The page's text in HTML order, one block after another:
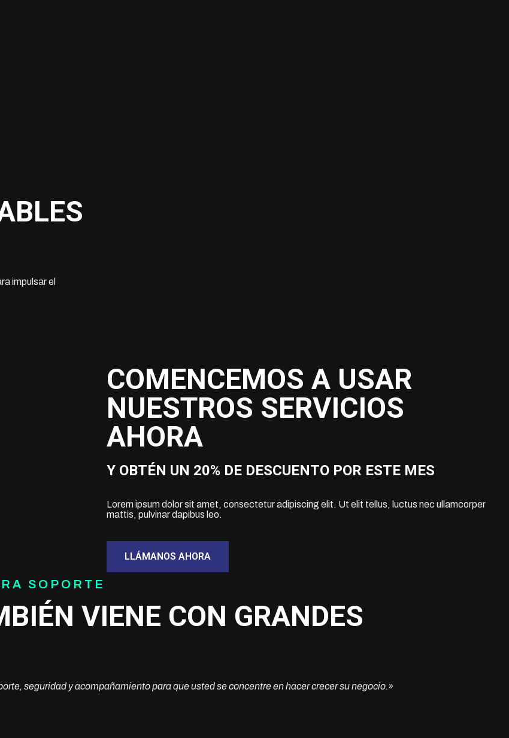
impulsar el
COMENCEMOS A USAR
NUESTROS SERVICIOS
AHORA
Y OBTÉN UN 20% DE DESCUENTO POR ESTE MES
Lorem ipsum dolor sit amet, consectetur adipiscing elit. Ut elit tellus, luctus nec ullamcorper
mattis, pulvinar dapibus leo.
LLÁMANOS AHORA
SOPORTE
VIENE CON GRANDES
seguridad y acompañamiento para que usted se concentre en hacer crecer su negocio.»